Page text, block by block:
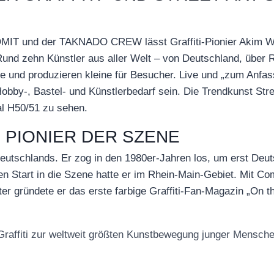
und der TAKNADO CREW lässt Graffiti-Pionier Akim
zehn Künstler aus aller Welt – von Deutschland, über
produzieren kleine für Besucher. Live und „zum
, Bastel- und Künstlerbedarf sein. Die Trendkunst
H50/51 zu sehen.
DER SZENE
Er zog in den 1980er-Jahren los, um erst
Start in die Szene hatte er im Rhein-Main-Gebiet. Mit
gründete er das erste farbige Graffiti-Fan-Magazin „On
zur weltweit größten Kunstbewegung junger